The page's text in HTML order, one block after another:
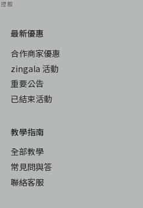
最新優惠
合作商家優惠
zingala 活動
重要公告
已結束活動
教學指南
全部教學
常見問與答
聯絡客服